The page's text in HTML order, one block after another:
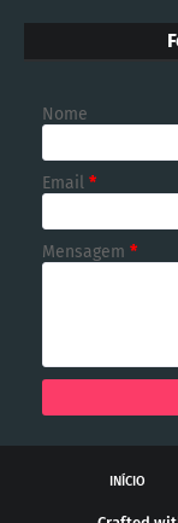
Nome
Email *
Mensagem *
INÍCIO